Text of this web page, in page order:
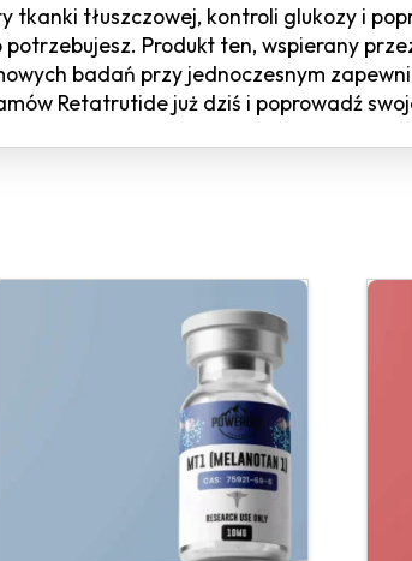
tłuszczowej, kontroli glukozy i
Produkt ten, wspierany
badań przy jednoczesnym
Retatrutide już dziś i poprowadź